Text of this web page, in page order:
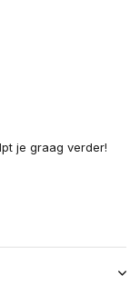
je graag verder!